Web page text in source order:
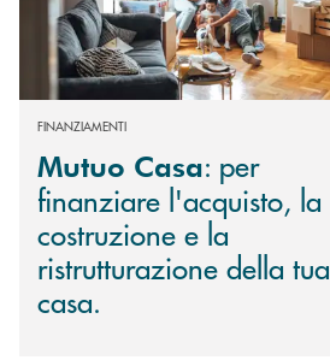
FINANZIAMENTI
Mutuo Casa: per
finanziare l'acquisto, la
costruzione e la
ristrutturazione della tua
casa.